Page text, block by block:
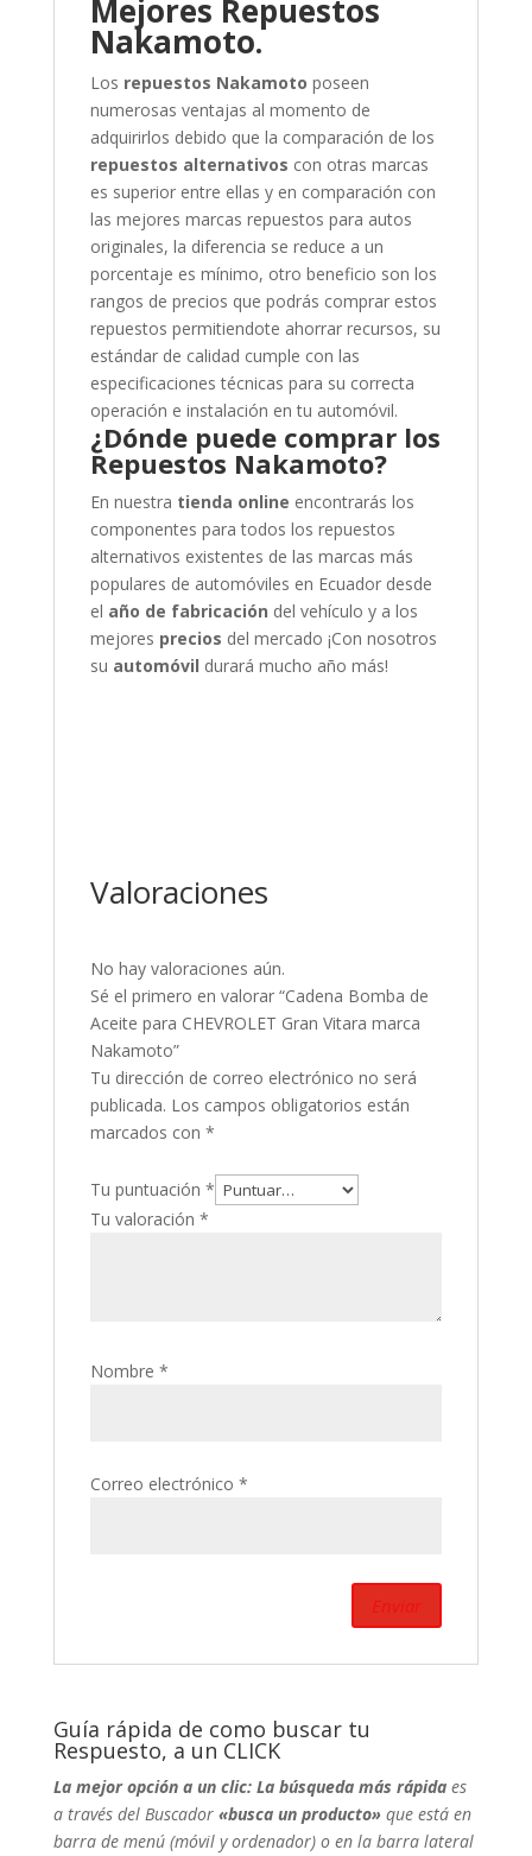
Mejores Repuestos
Nakamoto.
Los repuestos Nakamoto poseen
numerosas ventajas al momento de
adquirirlos debido que la comparación de los
repuestos alternativos con otras marcas
es superior entre ellas y en comparación con
las mejores marcas repuestos para autos
originales, la diferencia se reduce a un
porcentaje es mínimo, otro beneficio son los
rangos de precios que podrás comprar estos
repuestos permitiendote ahorrar recursos, su
estándar de calidad cumple con las
especificaciones técnicas para su correcta
operación e instalación en tu automóvil.
¿Dónde puede comprar los
Repuestos Nakamoto?
En nuestra tienda online encontrarás los
componentes para todos los repuestos
alternativos existentes de las marcas más
populares de automóviles en Ecuador desde
el año de fabricación del vehículo y a los
mejores precios del mercado ¡Con nosotros
su automóvil durará mucho año más!
Valoraciones
No hay valoraciones aún.
Sé el primero en valorar “Cadena Bomba de
Aceite para CHEVROLET Gran Vitara marca
Nakamoto”
Tu dirección de correo electrónico no será
publicada. Los campos obligatorios están
marcados con *
Tu puntuación *
Tu valoración *
Nombre *
Correo electrónico *
Guía rápida de como buscar tu
Respuesto, a un CLICK
La mejor opción a un clic: La búsqueda más rápida es
a través del Buscador«busca un producto»que está en
barra de menú (móvil y ordenador) o en la barra lateral